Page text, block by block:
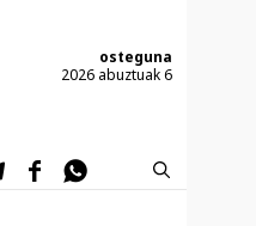
osteguna
2026 abuztuak 6